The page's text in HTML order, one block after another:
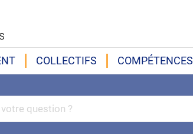
COLLECTIFS COMPÉTENCES